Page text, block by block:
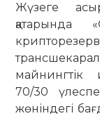
Жүзеге
қатарында
майнингтік
70/30
жөніндегі